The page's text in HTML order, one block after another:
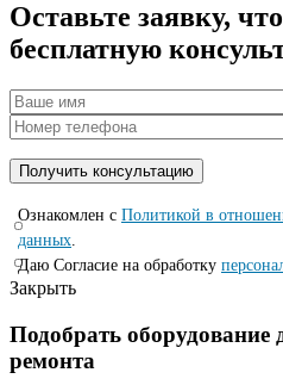
Оставьте заявку,
бесплатную
Ознакомлен с Политикой в
данных.
Даю Согласие на обработку
Закрыть
Подобрать оборудование
ремонта